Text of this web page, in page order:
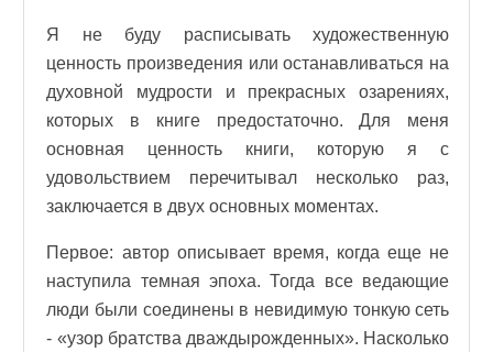
Я не буду расписывать художественную
ценность произведения или останавливаться на
духовной мудрости и прекрасных озарениях,
которых в книге предостаточно. Для меня
основная ценность книги, которую я с
удовольствием перечитывал несколько раз,
заключается в двух основных моментах.
Первое: автор описывает время, когда еще не
наступила темная эпоха. Тогда все ведающие
люди были соединены в невидимую тонкую сеть
- «узор братства дваждырожденных». Насколько